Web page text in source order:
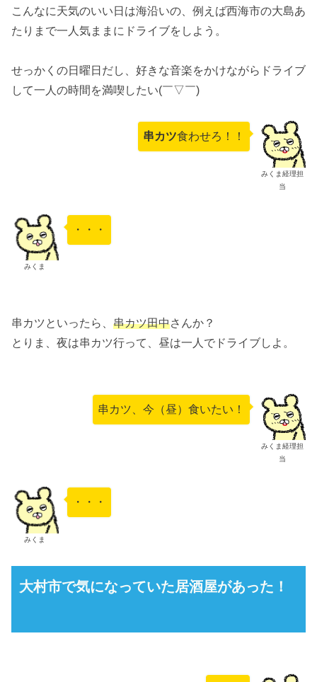
こんなに天気のいい日は海沿いの、例えば西海市の大島あ
たりまで一人気ままにドライブをしよう。
せっかくの日曜日だし、好きな音楽をかけながらドライブ
して一人の時間を満喫したい(￣▽￣)
みくま経理担
当
串カツ食わせろ！！
みくま
・・・
串カツといったら、 串カツ田中さんか？
とりま、夜は串カツ行って、昼は一人でドライブしよ。
みくま経理担
当
串カツ、今（昼）食いたい！
みくま
・・・
大村市で気になっていた居酒屋があった！